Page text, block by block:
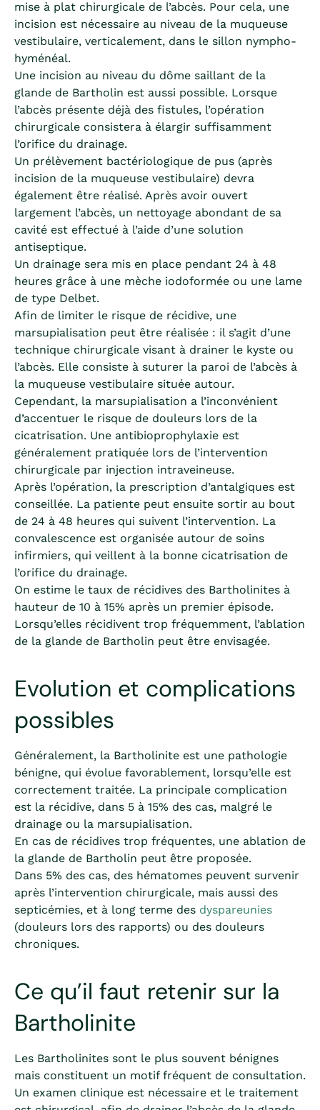
mise à plat chirurgicale de l’abcès. Pour cela, une
incision est nécessaire au niveau de la muqueuse
vestibulaire, verticalement, dans le sillon nympho-
hyménéal.
Une incision au niveau du dôme saillant de la
glande de Bartholin est aussi possible. Lorsque
l’abcès présente déjà des fistules, l’opération
chirurgicale consistera à élargir suffisamment
l’orifice du drainage.
Un prélèvement bactériologique de pus (après
incision de la muqueuse vestibulaire) devra
également être réalisé. Après avoir ouvert
largement l’abcès, un nettoyage abondant de sa
cavité est effectué à l’aide d’une solution
antiseptique.
Un drainage sera mis en place pendant 24 à 48
heures grâce à une mèche iodoformée ou une lame
de type Delbet.
Afin de limiter le risque de récidive, une
marsupialisation peut être réalisée : il s’agit d’une
technique chirurgicale visant à drainer le kyste ou
l’abcès. Elle consiste à suturer la paroi de l’abcès à
la muqueuse vestibulaire située autour.
Cependant, la marsupialisation a l’inconvénient
d’accentuer le risque de douleurs lors de la
cicatrisation. Une antibioprophylaxie est
généralement pratiquée lors de l’intervention
chirurgicale par injection intraveineuse.
Après l’opération, la prescription d’antalgiques est
conseillée. La patiente peut ensuite sortir au bout
de 24 à 48 heures qui suivent l’intervention. La
convalescence est organisée autour de soins
infirmiers, qui veillent à la bonne cicatrisation de
l’orifice du drainage.
On estime le taux de récidives des Bartholinites à
hauteur de 10 à 15% après un premier épisode.
Lorsqu’elles récidivent trop fréquemment, l’ablation
de la glande de Bartholin peut être envisagée.
Evolution et complications
possibles
Généralement, la Bartholinite est une pathologie
bénigne, qui évolue favorablement, lorsqu’elle est
correctement traitée. La principale complication
est la récidive, dans 5 à 15% des cas, malgré le
drainage ou la marsupialisation.
En cas de récidives trop fréquentes, une ablation de
la glande de Bartholin peut être proposée.
Dans 5% des cas, des hématomes peuvent survenir
après l’intervention chirurgicale, mais aussi des
septicémies, et à long terme des dyspareunies
(douleurs lors des rapports) ou des douleurs
chroniques.
Ce qu’il faut retenir sur la
Bartholinite
Les Bartholinites sont le plus souvent bénignes
mais constituent un motif fréquent de consultation.
Un examen clinique est nécessaire et le traitement